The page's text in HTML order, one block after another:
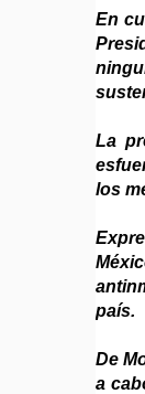
En
La
los
país.
De
a